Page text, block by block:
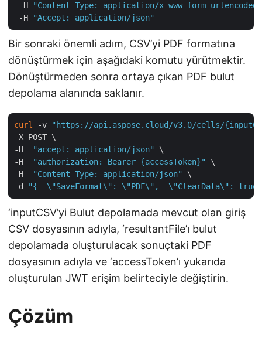
-H
"Content-Type: application/x-www-form-urlencoded"
-H
"Accept: application/json"
Bir sonraki önemli adım, CSV’yi PDF formatına
dönüştürmek için aşağıdaki komutu yürütmektir.
Dönüştürmeden sonra ortaya çıkan PDF bulut
depolama alanında saklanır.
curl -v
"https://api.aspose.cloud/v3.0/cells/
-X POST \
-H
"accept: application/json"
\
-H
"authorization: Bearer {accessToken}"
\
-H
"Content-Type: application/json"
\
-d
"{  \"SaveFormat\": \"PDF\",  \"ClearData\":
‘inputCSV’yi Bulut depolamada mevcut olan giriş
CSV dosyasının adıyla, ‘resultantFile’ı bulut
depolamada oluşturulacak sonuçtaki PDF
dosyasının adıyla ve ‘accessToken’ı yukarıda
oluşturulan JWT erişim belirteciyle değiştirin.
Çözüm